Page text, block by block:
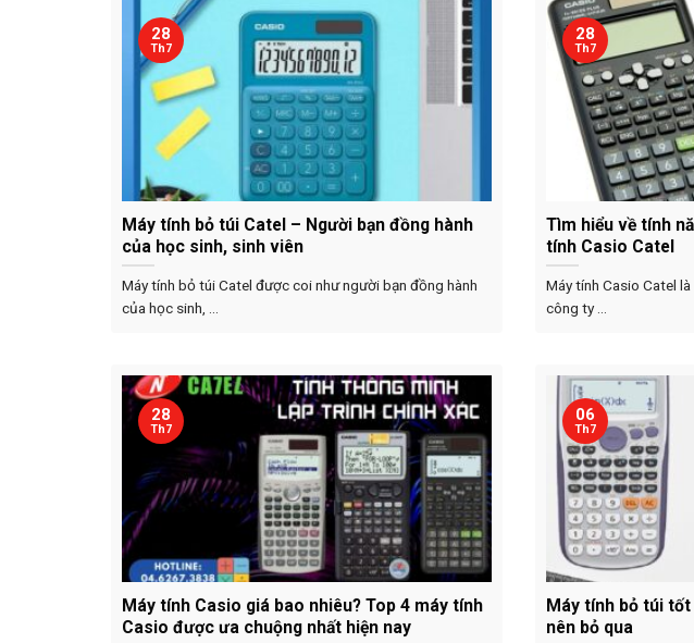
Máy tính bỏ túi Catel – Người bạn đồng hành
của học sinh, sinh viên
Máy tính bỏ túi Catel được coi như người bạn đồng hành
của học sinh, ...
28
Th7
Tìm hiểu về tính
tính Casio Catel
Máy tính Casio Catel
công ty ...
28
Th7
Máy tính Casio giá bao nhiêu? Top 4 máy tính
Casio được ưa chuộng nhất hiện nay
28
Th7
Máy tính bỏ túi tốt
nên bỏ qua
06
Th7